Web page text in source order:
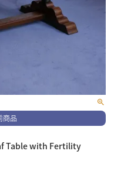
商品
Table with Fertility